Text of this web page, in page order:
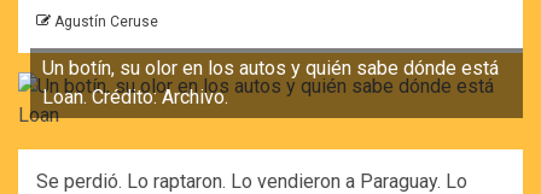
Agustín Ceruse
Un botín, su olor en los autos y quién sabe dónde está
Loan. Crédito: Archivo.
Se perdió. Lo raptaron. Lo vendieron a Paraguay. Lo